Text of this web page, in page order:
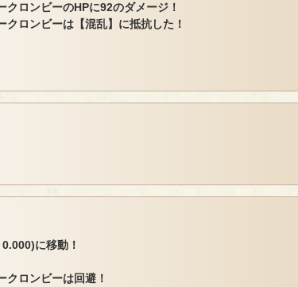
クロンビーのHPに92のダメージ！
クロンビーは【混乱】に抵抗した！
に移動！
クロンビーは回避！